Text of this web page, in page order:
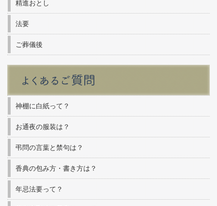
精進おとし
法要
ご葬儀後
神棚に白紙って？
お通夜の服装は？
弔問の言葉と禁句は？
香典の包み方・書き方は？
年忌法要って？